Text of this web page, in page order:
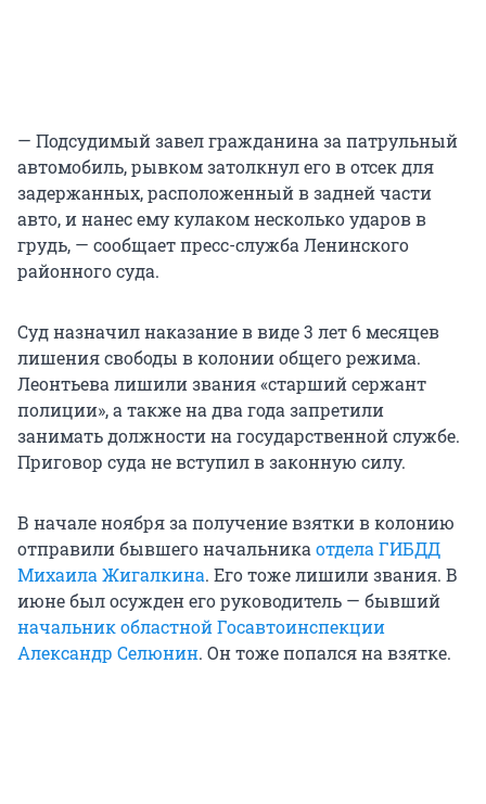
— Подсудимый завел гражданина за патрульный
автомобиль, рывком затолкнул его в отсек для
задержанных, расположенный в задней части
авто, и нанес ему кулаком несколько ударов в
грудь, — сообщает пресс-служба Ленинского
районного суда.
Суд назначил наказание в виде 3 лет 6 месяцев
лишения свободы в колонии общего режима.
Леонтьева лишили звания «старший сержант
полиции», а также на два года запретили
занимать должности на государственной службе.
Приговор суда не вступил в законную силу.
В начале ноября за получение взятки в колонию
отправили бывшего начальникаотдела ГИБДД
Михаила Жигалкина. Его тоже лишили звания. В
июне был осужден его руководитель — бывший
начальник областной Госавтоинспекции
Александр Селюнин. Он тоже попался на взятке.